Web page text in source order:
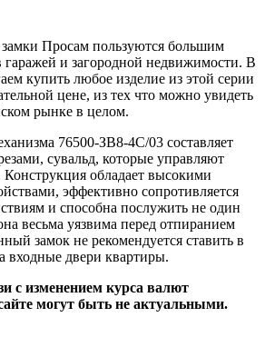
Просам пользуются большим
гаражей и загородной недвижимости. В
купить любое изделие из этой серии
цене, из тех что можно увидеть
рынке в целом.
76500-ЗВ8-4С/03 составляет
сувальд, которые управляют
обладает высокими
эффективно сопротивляется
и способна послужить не один
весьма уязвима перед отпиранием
замок не рекомендуется ставить в
входные двери квартиры.
изменением курса валют
могут быть не актуальными.